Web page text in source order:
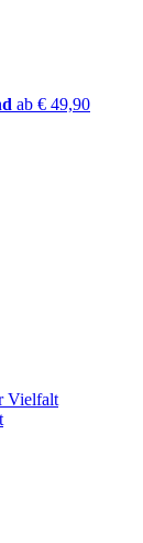
ab € 49,90
Vielfalt